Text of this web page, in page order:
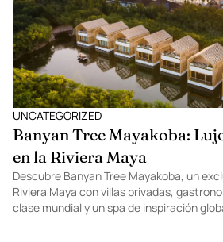
UNCATEGORIZED
Banyan Tree Mayakoba:
en la Riviera Maya
Descubre Banyan Tree Mayakoba, un
Riviera Maya con villas privadas,
clase mundial y un spa de inspiración